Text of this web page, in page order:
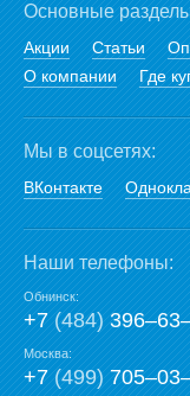
Основные
Акции Статьи
О компании
Где
Мы в соцсетях:
ВКонтакте
Наши телефоны:
Обнинск:
+7(484)
Москва:
+7(499)